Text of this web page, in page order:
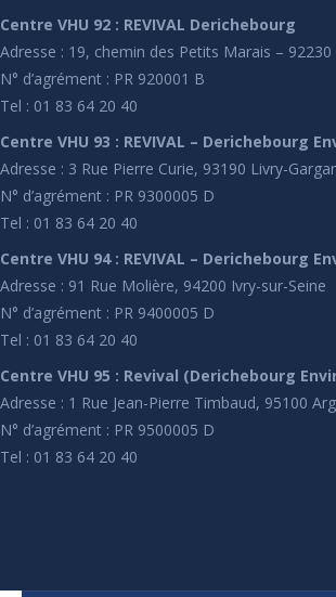
Centre VHU 92 : REVIVAL Derichebourg
Adresse : 19, chemin des Petits Marais – 92230
N° d’agrément : PR 920001 B
Tel : 01 83 64 20 40
Centre VHU 93 : REVIVAL – Derichebourg
Adresse : 3 Rue Pierre Curie, 93190 Livry-
N° d’agrément : PR 9300005 D
Tel : 01 83 64 20 40
Centre VHU 94 : REVIVAL – Derichebourg
Adresse : 91 Rue Molière, 94200 Ivry-sur-Seine
N° d’agrément : PR 9400005 D
Tel : 01 83 64 20 40
Centre VHU 95 : Revival (Derichebourg
Adresse : 1 Rue Jean-Pierre Timbaud, 95100
N° d’agrément : PR 9500005 D
Tel : 01 83 64 20 40